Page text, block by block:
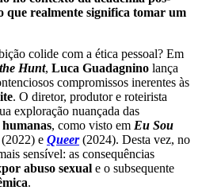
que realmente significa tomar um
colide com a ética pessoal? Em
Hunt, Luca Guadagnino lança
compromissos inerentes às
. O diretor, produtor e roteirista
exploração nuançada das
humanas, como visto em Eu Sou
e Queer(2024). Desta vez, no
sensível: as consequências
abuso sexual e o subsequente
.